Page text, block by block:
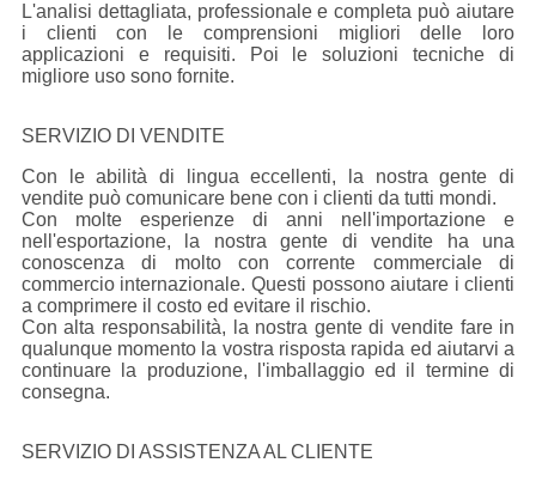
L'analisi dettagliata, professionale e completa può aiutare
i clienti con le comprensioni migliori delle loro
applicazioni e requisiti. Poi le soluzioni tecniche di
migliore uso sono fornite.
SERVIZIO DI VENDITE
Con le abilità di lingua eccellenti, la nostra gente di
vendite può comunicare bene con i clienti da tutti mondi.
Con molte esperienze di anni nell'importazione e
nell'esportazione, la nostra gente di vendite ha una
conoscenza di molto con corrente commerciale di
commercio internazionale. Questi possono aiutare i clienti
a comprimere il costo ed evitare il rischio.
Con alta responsabilità, la nostra gente di vendite fare in
qualunque momento la vostra risposta rapida ed aiutarvi a
continuare la produzione, l'imballaggio ed il termine di
consegna.
SERVIZIO DI ASSISTENZA AL CLIENTE